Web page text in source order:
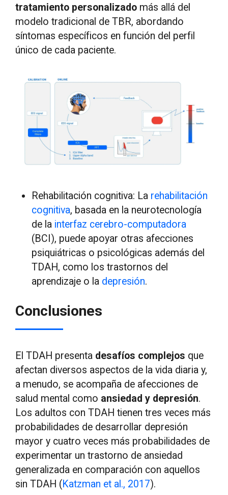
tratamiento personalizado más allá del
modelo tradicional de TBR, abordando
síntomas específicos en función del perfil
único de cada paciente.
Rehabilitación cognitiva: La rehabilitación
cognitiva, basada en la neurotecnología
de la interfaz cerebro-computadora
(BCI), puede apoyar otras afecciones
psiquiátricas o psicológicas además del
TDAH, como los trastornos del
aprendizaje o la depresión.
Conclusiones
El TDAH presenta desafíos complejos que
afectan diversos aspectos de la vida diaria y,
a menudo, se acompaña de afecciones de
salud mental como ansiedad y depresión.
Los adultos con TDAH tienen tres veces más
probabilidades de desarrollar depresión
mayor y cuatro veces más probabilidades de
experimentar un trastorno de ansiedad
generalizada en comparación con aquellos
sin TDAH (Katzman et al., 2017).